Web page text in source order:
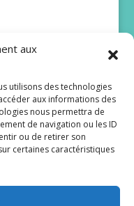
aux
utilisons des technologies
aux informations des
nous permettra de
de navigation ou les ID
ou de retirer son
certaines caractéristiques
Issa